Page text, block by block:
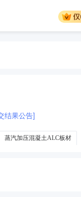
结果公告]
蒸汽加压混凝土ALC板材